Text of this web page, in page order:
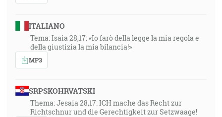
ITALIANO
Tema: Isaia 28,17: «Io farò della legge la mia regola e
della giustizia la mia bilancia!»
MP3
SRPSKOHRVATSKI
Thema: Jesaia 28,17: ICH mache das Recht zur
Richtschnur und die Gerechtigkeit zur Setzwaage!